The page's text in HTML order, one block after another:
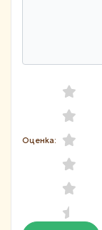
Оценка: